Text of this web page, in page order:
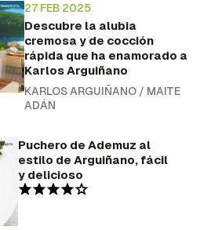
27 FEB 2025
Descubre la alubia
cremosa y de cocción
rápida que ha enamorado a
Karlos Arguiñano
KARLOS ARGUIÑANO / MAITE
ADÁN
Puchero de Ademuz al
estilo de Arguiñano, fácil
y delicioso